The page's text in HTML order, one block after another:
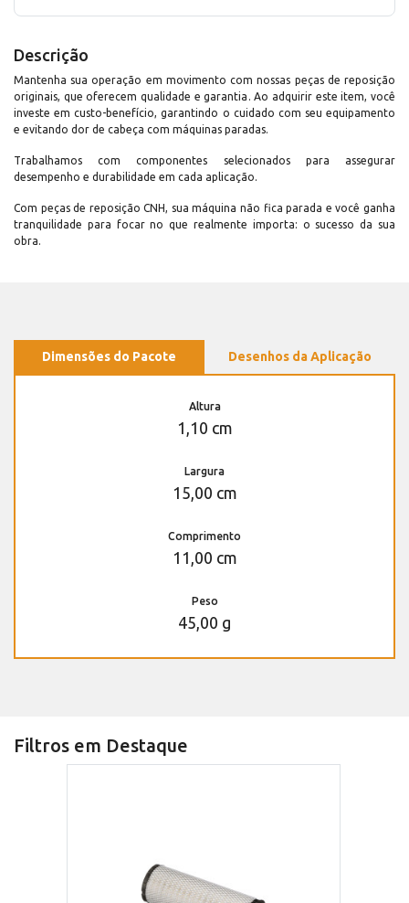
Descrição
Mantenha sua operação em movimento com nossas peças de reposição
originais, que oferecem qualidade e garantia. Ao adquirir este item, você
investe em custo-benefício, garantindo o cuidado com seu equipamento
e evitando dor de cabeça com máquinas paradas.
Trabalhamos com componentes selecionados para assegurar
desempenho e durabilidade em cada aplicação.
Com peças de reposição CNH, sua máquina não fica parada e você ganha
tranquilidade para focar no que realmente importa: o sucesso da sua
obra.
Dimensões do Pacote Desenhos da Aplicação
Altura
1,10 cm
Largura
15,00 cm
Comprimento
11,00 cm
Peso
45,00 g
Filtros em Destaque